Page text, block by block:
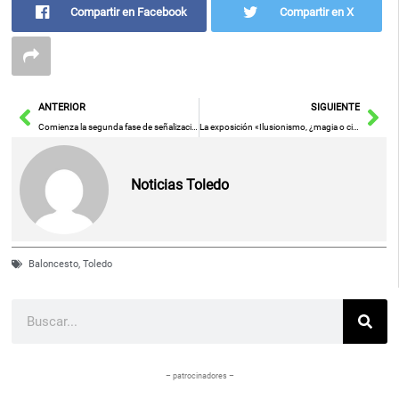
Compartir en Facebook Compartir en X
AntANTERIOR
Comienza la segunda fase de señalización de caminos municipales de Herencia
SIGUIENTE
La exposición «Ilusionismo, ¿magia o ciencia?» llega a Toledo
Noticias Toledo
Baloncesto,Toledo
– patrocinadores –